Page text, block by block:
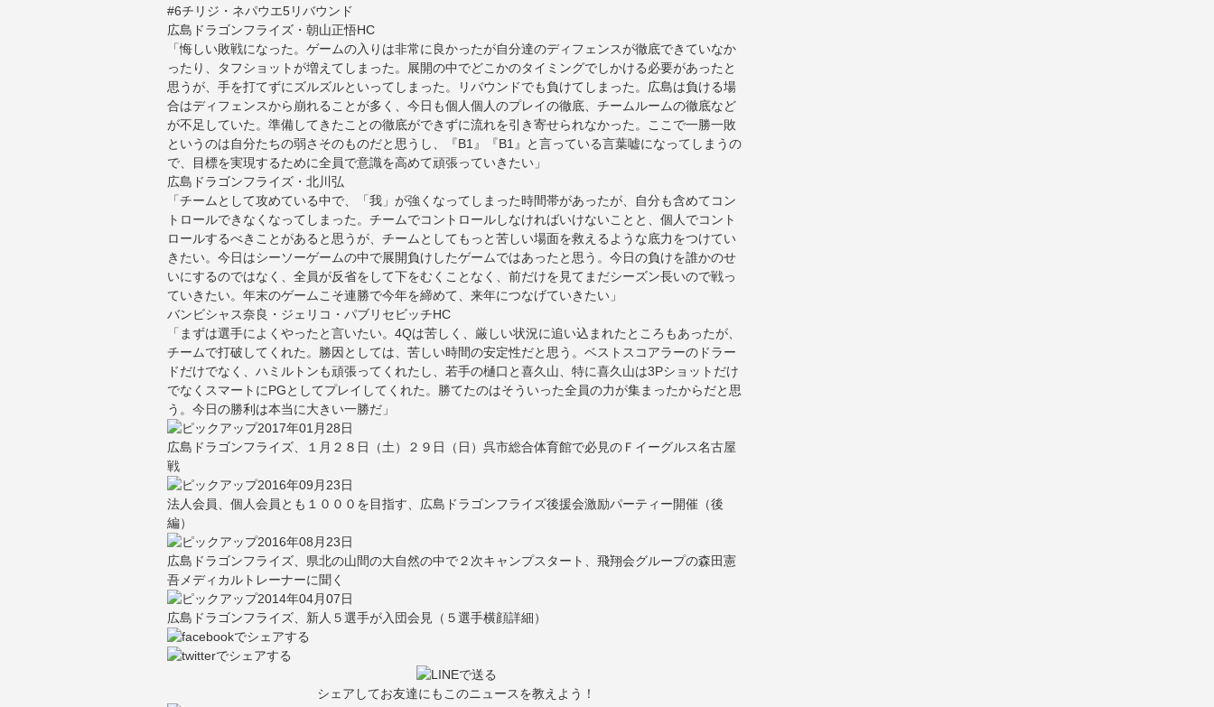
#6チリジ・ネパウエ5リバウンド
広島ドラゴンフライズ・朝山正悟HC
「悔しい敗戦になった。ゲームの入りは非常に良かったが自分達のディフェンスが徹底できていなか
ったり、タフショットが増えてしまった。展開の中でどこかのタイミングでしかける必要があったと
思うが、手を打てずにズルズルといってしまった。リバウンドでも負けてしまった。広島は負ける場
合はディフェンスから崩れることが多く、今日も個人個人のプレイの徹底、チームルームの徹底など
が不足していた。準備してきたことの徹底ができずに流れを引き寄せられなかった。ここで一勝一敗
というのは自分たちの弱さそのものだと思うし、『B1』『B1』と言っている言葉嘘になってしまうの
で、目標を実現するために全員で意識を高めて頑張っていきたい」
広島ドラゴンフライズ・北川弘
「チームとして攻めている中で、「我」が強くなってしまった時間帯があったが、自分も含めてコン
トロールできなくなってしまった。チームでコントロールしなければいけないことと、個人でコント
ロールするべきことがあると思うが、チームとしてもっと苦しい場面を救えるような底力をつけてい
きたい。今日はシーソーゲームの中で展開負けしたゲームではあったと思う。今日の負けを誰かのせ
いにするのではなく、全員が反省をして下をむくことなく、前だけを見てまだシーズン長いので戦っ
ていきたい。年末のゲームこそ連勝で今年を締めて、来年につなげていきたい」
バンビシャス奈良・ジェリコ・パブリセビッチHC
「まずは選手によくやったと言いたい。4Qは苦しく、厳しい状況に追い込まれたところもあったが、
チームで打破してくれた。勝因としては、苦しい時間の安定性だと思う。ベストスコアラーのドラー
ドだけでなく、ハミルトンも頑張ってくれたし、若手の樋口と喜久山、特に喜久山は3Pショットだけ
でなくスマートにPGとしてプレイしてくれた。勝てたのはそういった全員の力が集まったからだと思
う。今日の勝利は本当に大きい一勝だ」
2017年01月28日
広島ドラゴンフライズ、１月２８日（土）２９日（日）呉市総合体育館で必見のＦイーグルス名古屋
戦
2016年09月23日
法人会員、個人会員とも１０００を目指す、広島ドラゴンフライズ後援会激励パーティー開催（後
編）
2016年08月23日
広島ドラゴンフライズ、県北の山間の大自然の中で２次キャンプスタート、飛翔会グループの森田憲
吾メディカルトレーナーに聞く
2014年04月07日
広島ドラゴンフライズ、新人５選手が入団会見（５選手横顔詳細）
シェアしてお友達にもこのニュースを教えよう！